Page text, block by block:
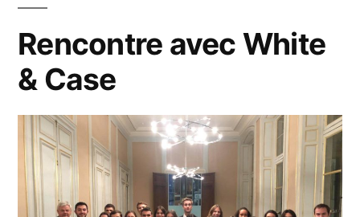
Rencontre avec White
& Case